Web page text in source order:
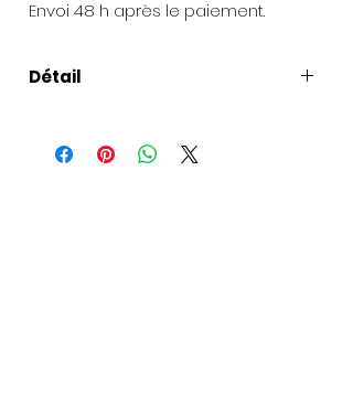
Envoi 48 h après le paiement.
Détail
Chaque bijou est livré dans
une boîte à bijoux.